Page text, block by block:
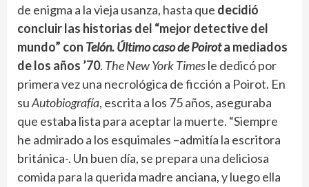
de enigma a la vieja usanza, hasta que decidió
concluir las historias del “mejor detective del
mundo” con Telón. Último caso de Poirota mediados
de los años ’70. TheNew York Timesle dedicó por
primera vez una necrológica de ficción a Poirot. En
suAutobiografía, escrita a los 75 años, aseguraba
que estaba lista para aceptar la muerte. “Siempre
he admirado a los esquimales –admitía la escritora
británica-. Un buen día, se prepara una deliciosa
comida para la querida madre anciana, y luego ella